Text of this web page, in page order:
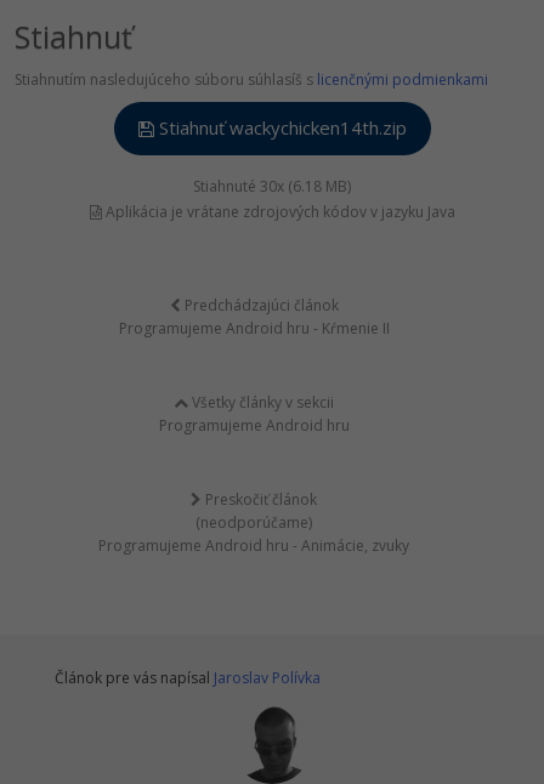
Stiahnuť
Stiahnutím nasledujúceho súboru súhlasíš s licenčnými podmienkami
Stiahnuť wackychicken14th.zip
Stiahnuté 30x (6.18 MB)
Aplikácia je vrátane zdrojových kódov v jazyku Java
Predchádzajúci článok
Programujeme Android hru - Kŕmenie II
Všetky články v sekcii
Programujeme Android hru
Preskočiť článok
(neodporúčame)
Programujeme Android hru - Animácie, zvuky
Článok pre vás napísal Jaroslav Polívka